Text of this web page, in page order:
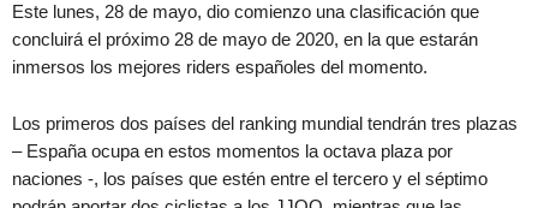
Este lunes, 28 de mayo, dio comienzo una clasificación que
concluirá el próximo 28 de mayo de 2020, en la que estarán
inmersos los mejores riders españoles del momento.
Los primeros dos países del ranking mundial tendrán tres plazas
– España ocupa en estos momentos la octava plaza por
naciones -, los países que estén entre el tercero y el séptimo